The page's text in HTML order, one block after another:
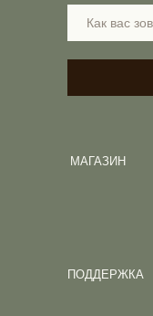
МАГАЗИН
ПОДДЕРЖКА